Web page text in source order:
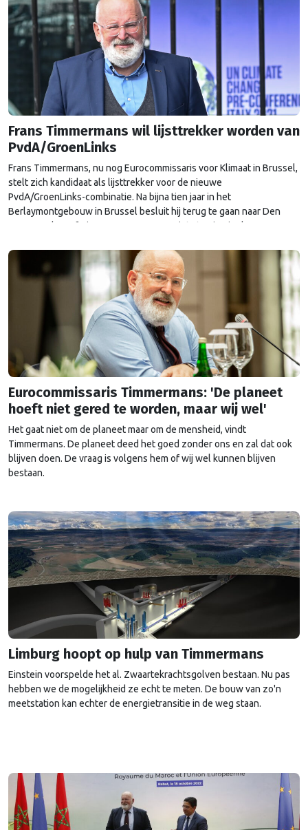
Frans Timmermans wil lijsttrekker worden van
PvdA/GroenLinks
Frans Timmermans, nu nog Eurocommissaris voor Klimaat in Brussel,
stelt zich kandidaat als lijsttrekker voor de nieuwe
PvdA/GroenLinks-combinatie. Na bijna tien jaar in het
Berlaymontgebouw in Brussel besluit hij terug te gaan naar Den
Haag. Eerder gaf Timmermans nog aan niets te zien in de
…
Eurocommissaris Timmermans: 'De planeet
hoeft niet gered te worden, maar wij wel'
Het gaat niet om de planeet maar om de mensheid, vindt
Timmermans. De planeet deed het goed zonder ons en zal dat ook
blijven doen. De vraag is volgens hem of wij wel kunnen blijven
bestaan.
Limburg hoopt op hulp van Timmermans
Einstein voorspelde het al. Zwaartekrachtsgolven bestaan. Nu pas
hebben we de mogelijkheid ze echt te meten. De bouw van zo'n
meetstation kan echter de energietransitie in de weg staan.